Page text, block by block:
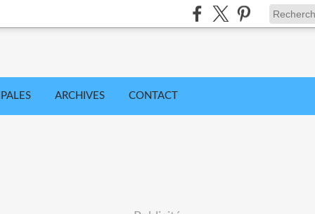
ARCHIVES CONTACT